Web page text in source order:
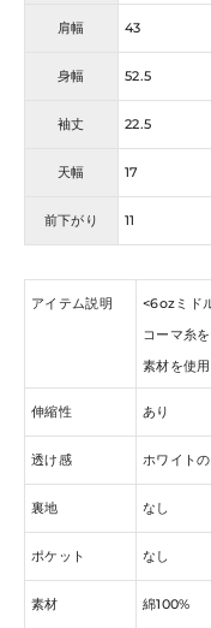
肩幅 43
身幅 52.5
袖丈 22.5
天幅 17
前下がり 11
アイテム説明
<6ozミド
コーマ糸
素材を使用
伸縮性 あり
透け感 ホワイト
裏地 なし
ポケット なし
素材 綿100%